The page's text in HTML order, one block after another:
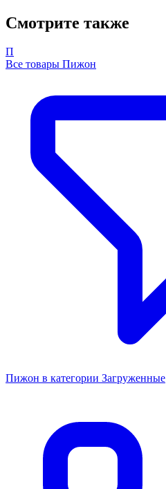
Смотрите также
П
Все товары Пижон
Пижон в категории Загруженные